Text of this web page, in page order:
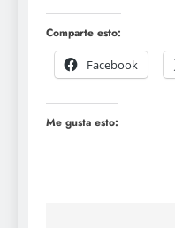
Comparte esto:
Facebook
Me gusta esto: